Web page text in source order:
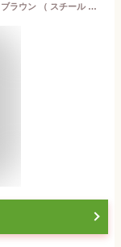
ディッシュスタンド 伸縮するお皿収納ラック ブラウン （ スチール 日本製 伸縮 お皿スタンド キッチン収納 お皿収納ラック ディッシュラック シンク下収納 シンク下収納ラック システムキッチン 引き出し 整理 ）【3980円以上送料無料】